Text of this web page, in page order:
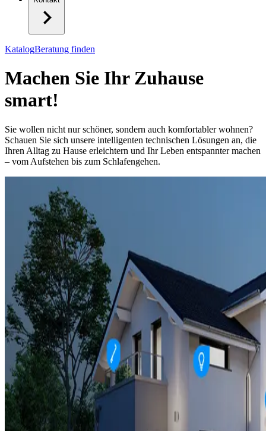
KatalogBeratung finden
Machen Sie Ihr Zuhause
smart!
Sie wollen nicht nur schöner, sondern auch komfortabler wohnen?
Schauen Sie sich unsere intelligenten technischen Lösungen an, die
Ihren Alltag zu Hause erleichtern und Ihr Leben entspannter machen
– vom Aufstehen bis zum Schlafengehen.